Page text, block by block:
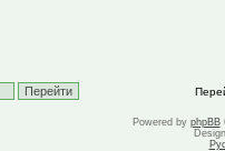
Powered by phpBB